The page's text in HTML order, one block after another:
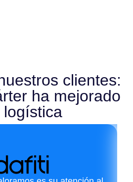
clientes:
ha mejorado
logística